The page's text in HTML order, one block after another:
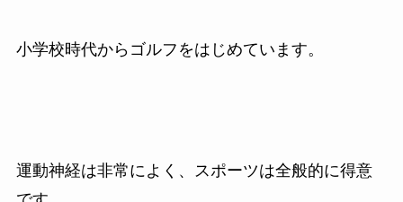
小学校時代からゴルフをはじめています。
運動神経は非常によく、スポーツは全般的に得意